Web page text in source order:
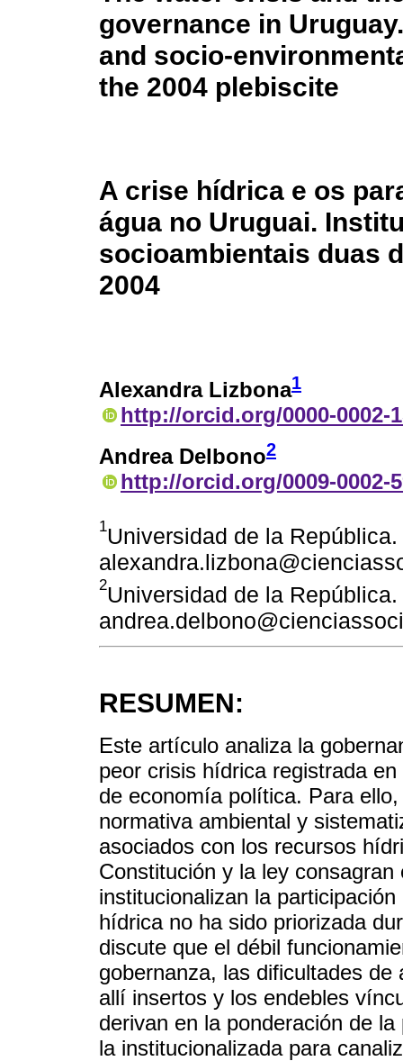
governance in
and socio-
the 2004 plebiscite
A crise hídrica e os
água no Uruguai.
socioambientais duas
2004
Alexandra Lizbona1
http://orcid.org/0000-0002-
Andrea Delbono2
http://orcid.org/0009-0002-
1Universidad de la República.
2Universidad de la República.
RESUMEN:
Este artículo analiza la
peor crisis hídrica registrada
de economía política. Para
normativa ambiental y
asociados con los recursos
Constitución y la ley
institucionalizan la
hídrica no ha sido priorizada
discute que el débil
gobernanza, las dificultades
allí insertos y los endebles
derivan en la ponderación de
la institucionalizada para